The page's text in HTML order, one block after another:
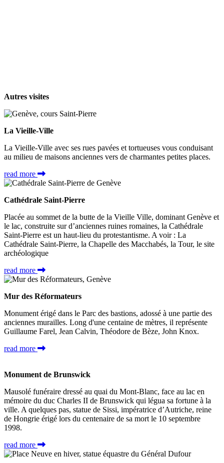
Autres visites
La Vieille-Ville
La Vieille-Ville avec ses rues pavées et tortueuses vous conduisant
au milieu de maisons anciennes vers de charmantes petites places.
read more
Cathédrale Saint-Pierre
Placée au sommet de la butte de la Vieille Ville, dominant Genève et
le lac, construite sur d’anciennes ruines romaines, la Cathédrale
Saint-Pierre est un haut-lieu du protestantisme. A voir : La
Cathédrale Saint-Pierre, la Chapelle des Macchabés, la Tour, le site
archéologique
read more
Mur des Réformateurs
Monument érigé dans le Parc des bastions, adossé à une partie des
anciennes murailles. Long d'une centaine de mètres, il représente
Guillaume Farel, Jean Calvin, Théodore de Bèze, John Knox.
read more
Monument de Brunswick
Mausolé funéraire dressé au quai du Mont-Blanc, face au lac en
mémoire du duc Charles II de Brunswick qui légua sa fortune à la
ville. A quelques pas, statue de Sissi, impératrice d’Autriche, reine
de Hongrie érigé lors du centenaire de sa mort le 10 septembre
1998.
read more